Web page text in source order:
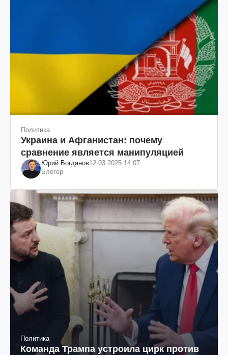
Политика
Украина и Афганистан: почему
сравнение является манипуляцией
Юрий Богданов12.03.2025 14:07
Блогер
Политика
Команда Трампа устроила цирк против